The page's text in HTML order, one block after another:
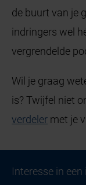
de buurt van je
indringers wel
vergrendelde
Wil je graag
is? Twijfel niet
verdeler met je
Interesse in